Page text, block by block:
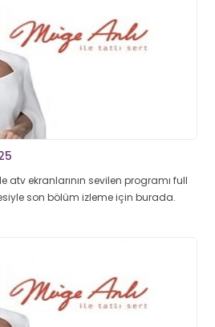
atv ekranlarının sevilen programı full
son bölüm izleme için burada.